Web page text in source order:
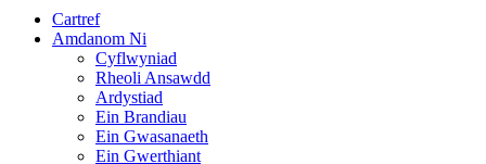
Cartref
Amdanom Ni
Cyflwyniad
Rheoli Ansawdd
Ardystiad
Ein Brandiau
Ein Gwasanaeth
Ein Gwerthiant